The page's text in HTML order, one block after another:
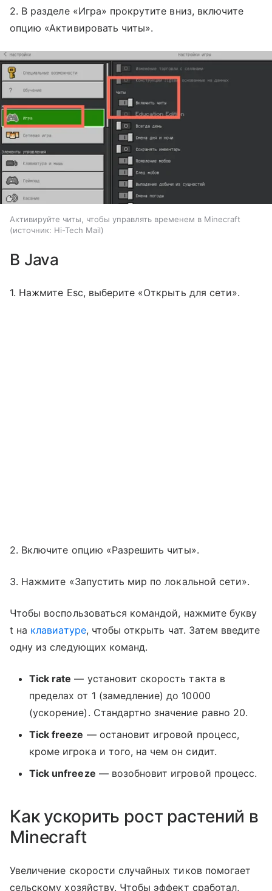
2. В разделе «Игра» прокрутите вниз, включите
опцию «Активировать читы».
Активируйте читы, чтобы управлять временем в Minecraft
источник: Hi-Tech Mail
В Java
1. Нажмите Esc, выберите «Открыть для сети».
2. Включите опцию «Разрешить читы».
3. Нажмите «Запустить мир по локальной сети».
Чтобы воспользоваться командой, нажмите букву
t на клавиатуре, чтобы открыть чат. Затем введите
одну из следующих команд.
Tick rate — установит скорость такта в
пределах от 1 (замедление) до 10000
(ускорение). Стандартно значение равно 20.
Tick freeze — остановит игровой процесс,
кроме игрока и того, на чем он сидит.
Tick unfreeze — возобновит игровой процесс.
Как ускорить рост растений в
Minecraft
Увеличение скорости случайных тиков помогает
сельскому хозяйству. Чтобы эффект сработал,